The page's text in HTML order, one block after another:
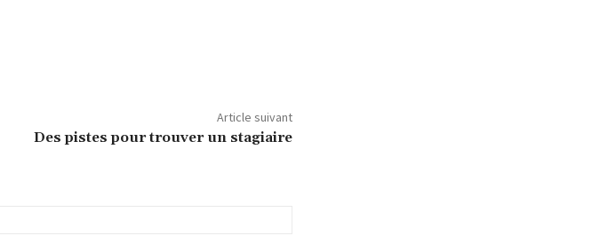
Article suivant
Des pistes pour trouver un stagiaire